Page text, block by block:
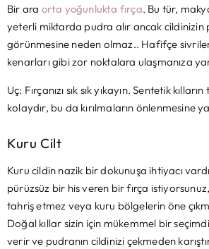
Bir ara orta yoğunlukta fırça. Bu tür,
yeterli miktarda pudra alır ancak cildinizin
görünmesine neden olmaz.. Hafifçe
kenarları gibi zor noktalara ulaşmanıza
Uç: Fırçanızı sık sık yıkayın. Sentetik
kolaydır, bu da kırılmaların önlenmesine
Kuru Cilt
Kuru cildin nazik bir dokunuşa ihtiyacı
pürüzsüz bir his veren bir fırça
tahriş etmez veya kuru bölgelerin öne
Doğal kıllar sizin için mükemmel bir
verir ve pudranın cildinizi çekmeden